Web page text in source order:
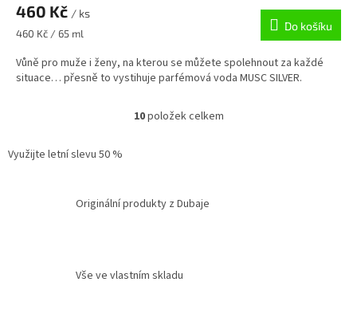
460 Kč / ks
Měrná
460 Kč / 65 ml
Do košíku
Vůně pro muže i ženy, na kterou se můžete spolehnout za každé
situace… přesně to vystihuje parfémová voda MUSC SILVER.
O
a
c
v
10položek celkem
Využijte letní slevu 50 %
Originální produkty z Dubaje
Vše ve vlastním skladu